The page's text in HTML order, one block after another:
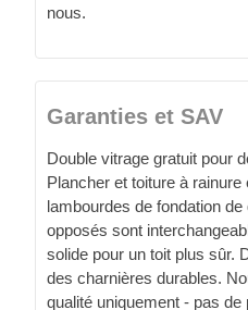
nous.
Garanties et SAV
Double vitrage gratuit pour
Plancher et toiture à rainure
lambourdes de fondation
opposés sont
solide pour un toit plus sûr.
des charnières durables.
qualité uniquement - pas